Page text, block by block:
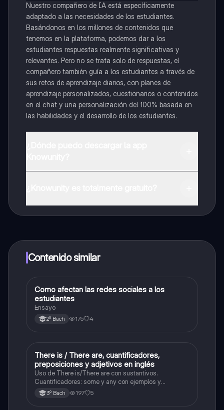
Nuestro compañero de IA está específicamente
adaptado a las necesidades de los estudiantes.
Basándonos en los millones de contenidos que
tenemos en la plataforma, podemos dar a los
estudiantes respuestas realmente significativas y
relevantes. Pero no se trata solo de respuestas, el
compañero también guía a los estudiantes a través de
sus retos de aprendizaje diarios, con planes de
aprendizaje personalizados, cuestionarios o contenidos
en el chat y una personalización del 100% basada en
las habilidades y el desarrollo de los estudiantes.
a determinadas funciones.
Contenido similar
Taller de lectura y redacción
Como afectan las redes sociales a los
estudiantes
Ensayo
2º Bach 175 4
Inglés
There is / There are, cuantificadores,
preposiciones y adjetivos en inglés
Uso de There is/There are con sustantivos.
Cuantificadores: some y any con ejemplos y
particularidades. Adjetivos: posición en la oración y
ejemplos reales. Preposiciones de tiempo y lugar (in,
3º Bach 197 5